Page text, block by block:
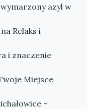
azyl w
Relaks i
i znaczenie
Miejsce
–